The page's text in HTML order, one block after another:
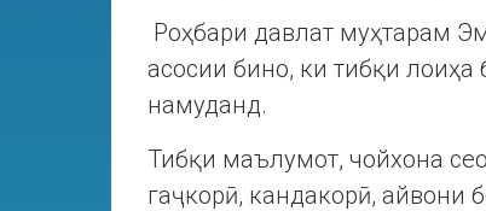
Роҳбари давлат муҳтарам
асосии бино, ки тибқи
намуданд.
Тибқи маълумот, чойхона
гаҷкорӣ, кандакорӣ, айвони